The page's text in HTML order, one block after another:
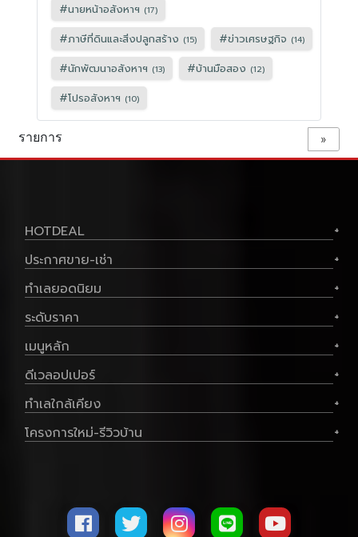
#นายหน้าอสังหาฯ (17)
#ภาษีที่ดินและสิ่งปลูกสร้าง (15) #ข่าวเศรษฐกิจ (14)
#นักพัฒนาอสังหาฯ (13) #บ้านมือสอง (12)
#โปรอสังหาฯ (10)
รายการ »
HOTDEAL +
ประกาศขาย-เช่า +
ทำเลยอดนิยม +
ระดับราคา +
เมนูหลัก +
ดีเวลอปเปอร์ +
ทำเลใกล้เคียง +
โครงการใหม่-รีวิวบ้าน +